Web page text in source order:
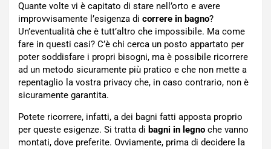
Quante volte vi è capitato di stare nell’orto e avere
improvvisamente l’esigenza di correre in bagno?
Un’eventualità che è tutt’altro che impossibile. Ma come
fare in questi casi? C’è chi cerca un posto appartato per
poter soddisfare i propri bisogni, ma è possibile ricorrere
ad un metodo sicuramente più pratico e che non mette a
repentaglio la vostra privacy che, in caso contrario, non è
sicuramente garantita.
Potete ricorrere, infatti, a dei bagni fatti apposta proprio
per queste esigenze. Si tratta di bagni in legno che vanno
montati, dove preferite. Ovviamente, prima di decidere la